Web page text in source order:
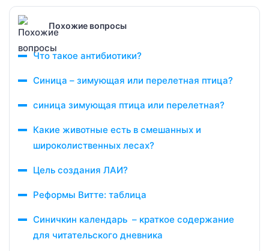
Похожие вопросы
Что такое антибиотики?
Синица – зимующая или перелетная птица?
синица зимующая птица или перелетная?
Какие животные есть в смешанных и
широколиственных лесах?
Цель создания ЛАИ?
Реформы Витте: таблица
Синичкин календарь – краткое содержание
для читательского дневника